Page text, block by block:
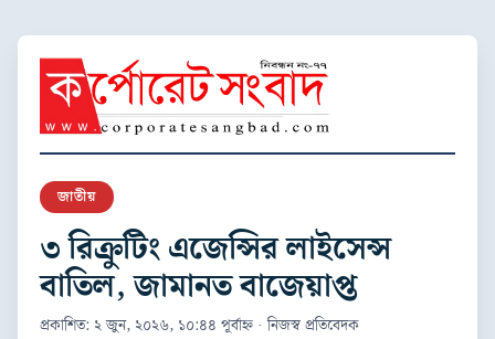
জাতীয়
৩ রিক্রুটিং এজেন্সির লাইসেন্স
বাতিল, জামানত বাজেয়াপ্ত
প্রকাশিত: ২ জুন, ২০২৬, ১০:৪৪ পূর্বাহ্ন · নিজস্ব প্রতিবেদক